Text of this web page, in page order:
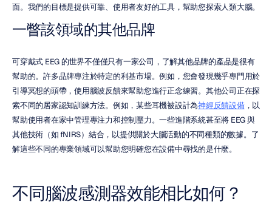
面。我們的目標是提供可靠、使用者友好的工具，幫助您探索人類大腦。
一瞥該領域的其他品牌
可穿戴式 EEG 的世界不僅僅只有一家公司，了解其他品牌的產品是很有
幫助的。許多品牌專注於特定的利基市場。例如，您會發現幾乎專門用於
引導冥想的頭帶，使用腦波反饋來幫助您進行正念練習。其他公司正在探
索不同的居家認知訓練方法。例如，某些耳機被設計為神經反饋設備，以
幫助使用者在家中管理專注力和控制壓力。一些進階系統甚至將 EEG 與
其他技術（如 fNIRS）結合，以提供關於大腦活動的不同種類的數據。了
解這些不同的專業領域可以幫助您明確您在設備中尋找的是什麼。
不同腦波感測器效能相比如何？